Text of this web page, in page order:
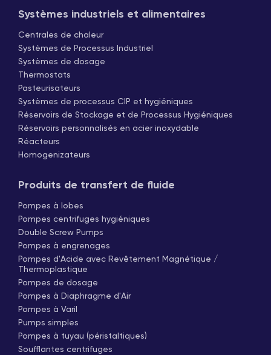
Systèmes industriels et alimentaires
Centrales de chaleur
Systèmes de Processus Industriel
Systèmes de dosage
Thermostats
Pasteurisateurs
Systèmes de processus CIP et hygiéniques
Réservoirs de Stockage et de Processus Hygiéniques
Réservoirs personnalisés en acier inoxydable
Réacteurs
Homogenizateurs
Produits de transfert de fluide
Pompes à lobes
Pompes centrifuges hygiéniques
Double Screw Pumps
Pompes à engrenages
Pompes d'Acide avec Revêtement Magnétique /
Thermoplastique
Pompes de dosage
Pompes à Diaphragme d'Air
Pompes à Varil
Pumps simples
Pompes à tuyau (péristaltiques)
Soufflantes centrifuges